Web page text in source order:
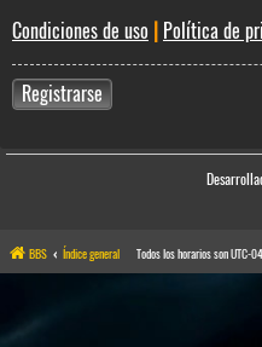
Condiciones de uso
Política de
Registrarse
BBS Índice general Todos los horarios sonUTC-